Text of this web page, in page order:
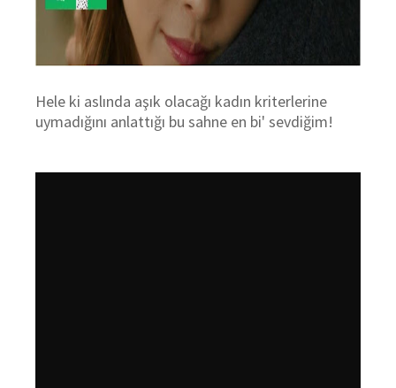
Hele ki aslında aşık olacağı kadın kriterlerine
uymadığını anlattığı bu sahne en bi' sevdiğim!